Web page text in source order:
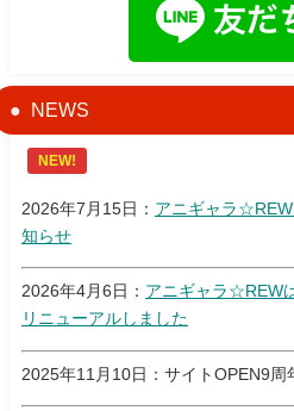
NEWS
NEW!
2026年7月15日： アニギャラ
知らせ
2026年4月6日： アニギャラ☆REW
リニューアルしました
2025年11月10日：サイトOPEN9周